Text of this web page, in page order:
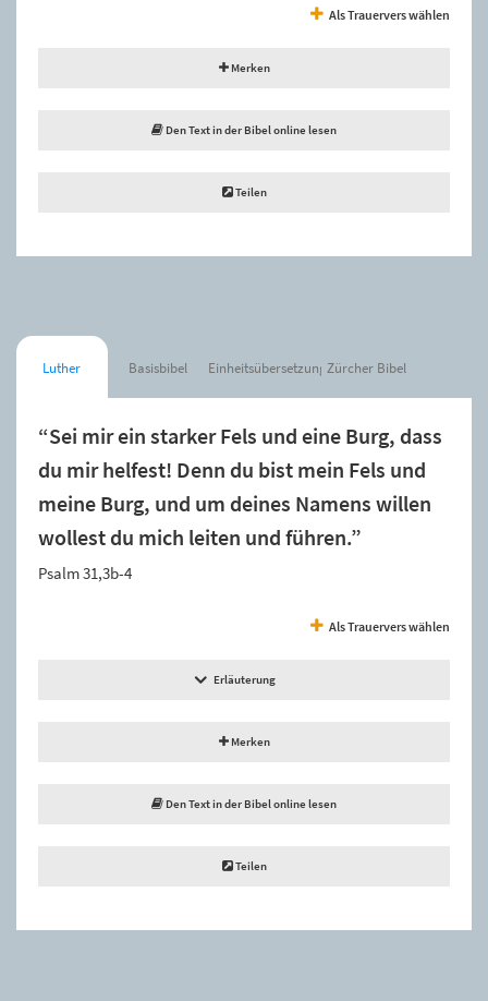
Als Trauervers wählen
Merken
Den Text in der Bibel online lesen
Teilen
Luther Basisbibel Einheitsübersetzung Zürcher Bibel
“Sei mir ein starker Fels und eine Burg, dass
du mir helfest! Denn du bist mein Fels und
meine Burg, und um deines Namens willen
wollest du mich leiten und führen.”
Psalm 31,3b-4
Als Trauervers wählen
Erläuterung
Merken
Den Text in der Bibel online lesen
Teilen